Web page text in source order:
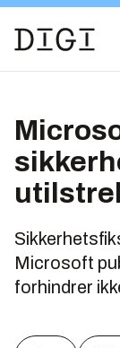
Microsoft
forhindrer